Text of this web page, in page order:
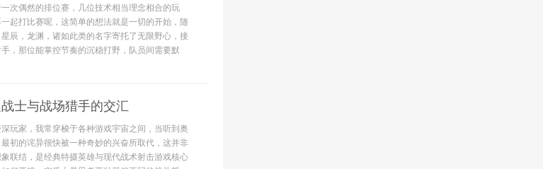
次偶然的排位赛，几位技术相当理念相合的玩
起打比赛呢，这简单的想法就是一切的开始，随
辰，龙渊，诸如此类的名字寄托了无限野心，接
，那位能掌控节奏的沉稳打野，队员间需要默
士与战场猎手的交汇
玩家，我常穿梭于各种游戏宇宙之间，当听到奥
初的诧异很快被一种奇妙的兴奋所取代，这并非
联结，是经典特摄英雄与现代战术射击游戏核心